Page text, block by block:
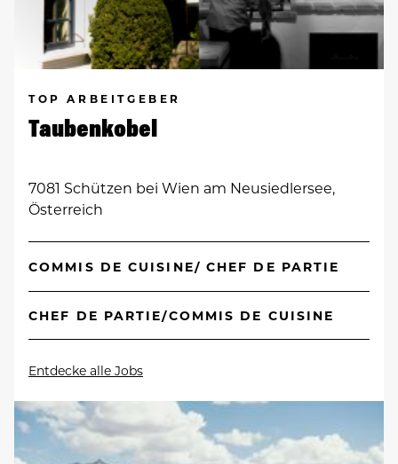
TOP ARBEITGEBER
Taubenkobel
7081 Schützen bei Wien am Neusiedlersee,
Österreich
COMMIS DE CUISINE/ CHEF DE PARTIE
CHEF DE PARTIE/COMMIS DE CUISINE
Entdecke alle Jobs